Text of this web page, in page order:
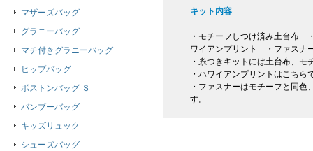
キット内容
・モチーフしつけ済み土台布
ワイアンプリント ・ファス
・糸つきキットには土台布、
・ハワイアンプリントはこちら
・ファスナーはモチーフと同
す。
マザーズバッグ
グラニーバッグ
マチ付きグラニーバッグ
ヒップバッグ
ボストンバッグ Ｓ
バンブーバッグ
キッズリュック
シューズバッグ